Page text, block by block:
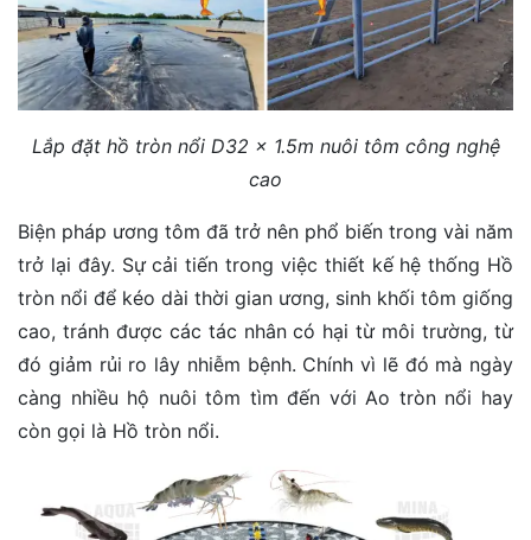
Lắp đặt hồ tròn nổi D32 x 1.5m nuôi tôm công nghệ
cao
Biện pháp ương tôm đã trở nên phổ biến trong vài năm
trở lại đây. Sự cải tiến trong việc thiết kế hệ thống Hồ
tròn nổi để kéo dài thời gian ương, sinh khối tôm giống
cao, tránh được các tác nhân có hại từ môi trường, từ
đó giảm rủi ro lây nhiễm bệnh. Chính vì lẽ đó mà ngày
càng nhiều hộ nuôi tôm tìm đến với Ao tròn nổi hay
còn gọi là Hồ tròn nổi.